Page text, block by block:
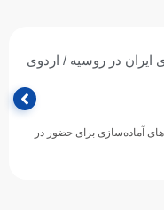
ایران در روسیه / اردوی
آماده‌سازی برای حضور در